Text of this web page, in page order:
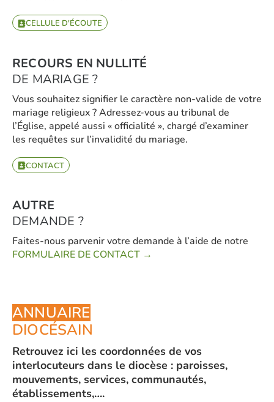
CELLULE D'ÉCOUTE
RECOURS EN NULLITÉ
DE MARIAGE ?
Vous souhaitez signifier le caractère non-valide de votre
mariage religieux ? Adressez-vous au tribunal de
l’Église, appelé aussi « officialité », chargé d’examiner
les requêtes sur l’invalidité du mariage.
CONTACT
AUTRE
DEMANDE ?
Faites-nous parvenir votre demande à l’aide de notre
FORMULAIRE DE CONTACT →
ANNUAIRE
DIOCÉSAIN
Retrouvez ici les coordonnées de vos
interlocuteurs dans le diocèse : paroisses,
mouvements, services, communautés,
établissements,….